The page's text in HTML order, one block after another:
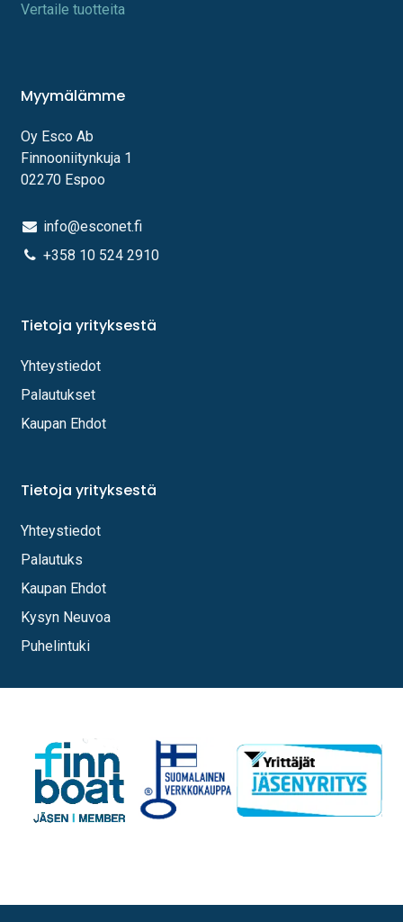
Vertaile tuotteita
Myymälämme
Oy Esco Ab
Finnooniitynkuja 1
02270 Espoo
info@esconet.fi
+358 10 524 2910
Tietoja yrityksestä
Yhteystiedot
Palautukset
Kaupan Ehdot
Tietoja yrityksestä
Yhteystiedot
Palautuks
Kaupan Ehdot
Kysyn Neuvoa
Puhelintuki